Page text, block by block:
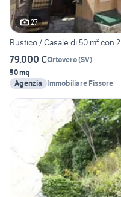
27
Rustico / Casale di 50 m² con
79.000 €Ortovero(SV)
50 mq
Agenzia
Immobiliare Fissore